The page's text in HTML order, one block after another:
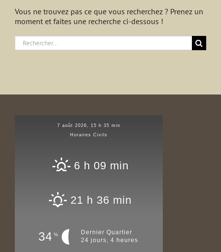
Vous ne trouvez pas ce que vous recherchez ? Prenez un
moment et faites une recherche ci-dessous !
Rechercher:
7 août 2026, 15 h 35 min
Horaires Civils
6 h 09 min
21 h 36 min
34 %
Dernier Quartier
24 jours, 4 heures